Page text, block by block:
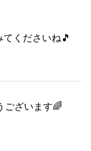
くださいね🎵
ございます🌈